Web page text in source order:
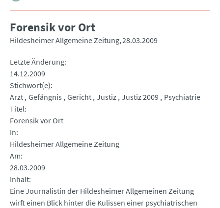
Forensik vor Ort
Hildesheimer Allgemeine Zeitung 28.03.2009
Letzte Änderung
14.12.2009
Stichwort(e)
Arzt Gefängnis Gericht Justiz Justiz 2009 Psychiatrie
Titel
Forensik vor Ort
In
Hildesheimer Allgemeine Zeitung
Am
28.03.2009
Inhalt
Eine Journalistin der Hildesheimer Allgemeinen Zeitung
wirft einen Blick hinter die Kulissen einer psychiatrischen